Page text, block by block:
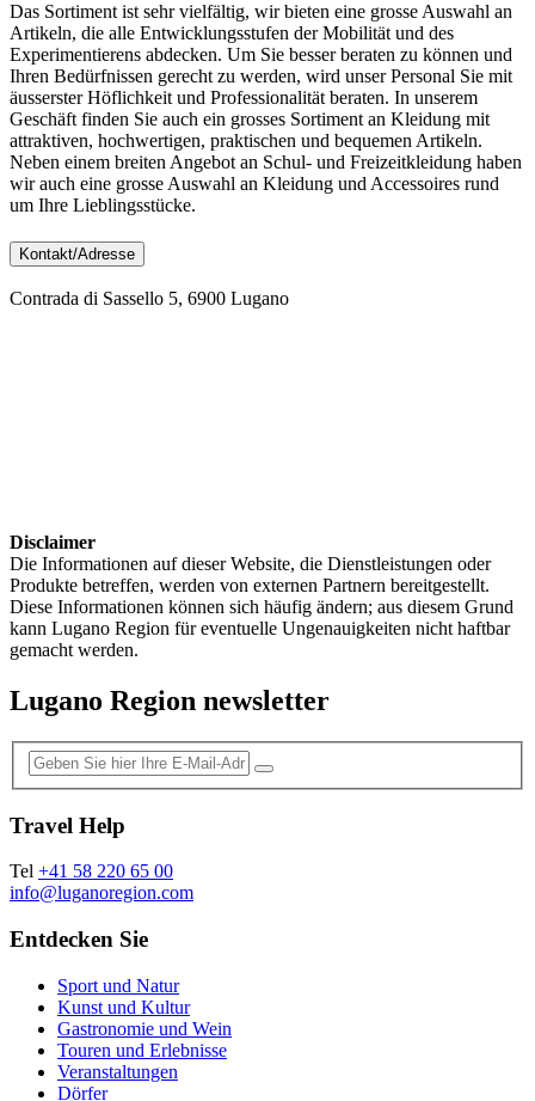
Das Sortiment ist sehr vielfältig, wir bieten eine grosse Auswahl an
Artikeln, die alle Entwicklungsstufen der Mobilität und des
Experimentierens abdecken. Um Sie besser beraten zu können und
Ihren Bedürfnissen gerecht zu werden, wird unser Personal Sie mit
äusserster Höflichkeit und Professionalität beraten. In unserem
Geschäft finden Sie auch ein grosses Sortiment an Kleidung mit
attraktiven, hochwertigen, praktischen und bequemen Artikeln.
Neben einem breiten Angebot an Schul- und Freizeitkleidung haben
wir auch eine grosse Auswahl an Kleidung und Accessoires rund
um Ihre Lieblingsstücke.
Kontakt/Adresse
Contrada di Sassello 5, 6900 Lugano
Disclaimer
Die Informationen auf dieser Website, die Dienstleistungen oder
Produkte betreffen, werden von externen Partnern bereitgestellt.
Diese Informationen können sich häufig ändern; aus diesem Grund
kann Lugano Region für eventuelle Ungenauigkeiten nicht haftbar
gemacht werden.
Lugano Region newsletter
Travel Help
Tel +41 58 220 65 00
info@luganoregion.com
Entdecken Sie
Sport und Natur
Kunst und Kultur
Gastronomie und Wein
Touren und Erlebnisse
Veranstaltungen
Dörfer